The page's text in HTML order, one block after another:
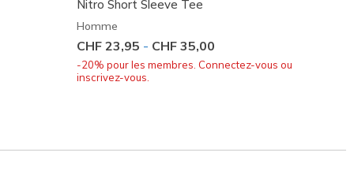
Nitro Short Sleeve Tee
Homme
CHF 23,95 - CHF 35,00
-20% pour les membres. Connectez-vous ou
inscrivez-vous.